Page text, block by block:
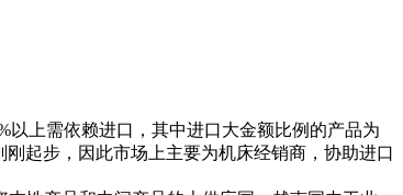
以上需依赖进口，其中进口大金额比例的产品为
起步，因此市场上主要为机床经销商，协助进口